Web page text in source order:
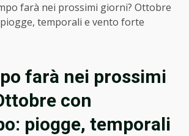
farà nei prossimi giorni? Ottobre
temporali e vento forte
farà nei prossimi
con
piogge, temporali